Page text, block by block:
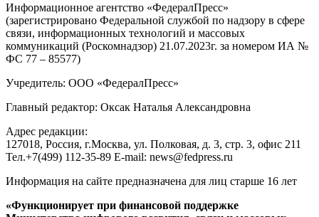
Информационное агентство «ФедералПресс»
(зарегистрировано Федеральной службой по надзору в сфере
связи, информационных технологий и массовых
коммуникаций (Роскомнадзор) 21.07.2023г. за номером ИА №
ФС 77 – 85577)
Учредитель: ООО «ФедералПресс»
Главный редактор: Оксак Наталья Александровна
Адрес редакции:
127018, Россия, г.Москва, ул. Полковая, д. 3, стр. 3, офис 211
Тел.+7(499) 112-35-89 E-mail: news@fedpress.ru
Информация на сайте предназначена для лиц старше 16 лет
«Функционирует при финансовой поддержке